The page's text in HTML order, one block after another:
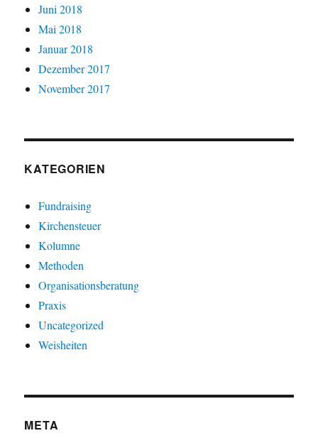
Juni 2018
Mai 2018
Januar 2018
Dezember 2017
November 2017
KATEGORIEN
Fundraising
Kirchensteuer
Kolumne
Methoden
Organisationsberatung
Praxis
Uncategorized
Weisheiten
META